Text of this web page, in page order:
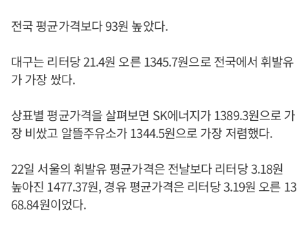
전국 평균가격보다 93원 높았다.
대구는 리터당 21.4원 오른 1345.7원으로 전국에서 휘발유
가 가장 쌌다.
상표별 평균가격을 살펴보면 SK에너지가 1389.3원으로 가
장 비쌌고 알뜰주유소가 1344.5원으로 가장 저렴했다.
22일 서울의 휘발유 평균가격은 전날보다 리터당 3.18원
높아진 1477.37원, 경유 평균가격은 리터당 3.19원 오른 13
68.84원이었다.